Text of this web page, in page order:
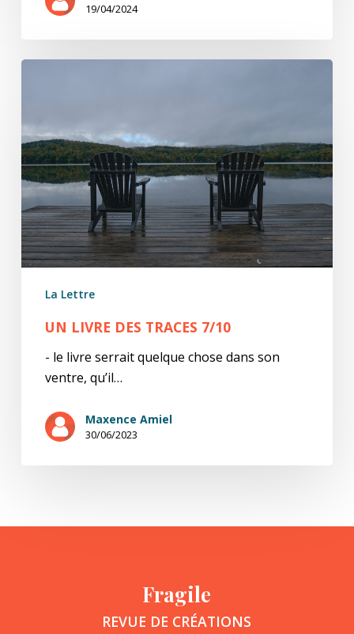
19/04/2024
traces
7/10
La Lettre
UN LIVRE DES TRACES 7/10
- le livre serrait quelque chose dans son
ventre, qu’il…
Maxence Amiel
30/06/2023
Fragile
REVUE DE CRÉATIONS